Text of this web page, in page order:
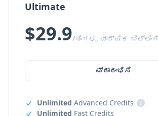
Ultimate
$29.9/ತಿಂಗಳು, ವಾರ್ಷಿಕ
ಪ್ರಾರಂಭಿಸಿ
Unlimited Advanced Credits
i
Unlimited Fast Credits